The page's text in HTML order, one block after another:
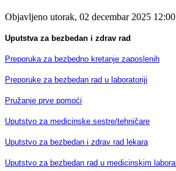
Objavljeno utorak, 02 decembar 2025 12:00
Uputstva za bezbedan i zdrav rad
Preporuka za bezbedno kretanje zaposlenih
Preporuke za bezbedan rad u laboratoriji
Pružanje prve pomoći
Uputstvo za medicinske sestre/tehničare
Uputstvo za bezbedan i zdrav rad lekara
Uputstvo za bezbedan rad u medicinskim